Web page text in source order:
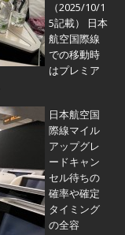
（2025/10/1
5記載） 日本
航空国際線
での移動時
はプレミア
日本航空国
際線マイル
アップグレ
ードキャン
セル待ちの
確率や確定
タイミング
の全容